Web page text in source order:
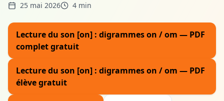
25 mai 2026 4 min
Lecture du son [on] : digrammes on / om — PDF
complet gratuit
Lecture du son [on] : digrammes on / om — PDF
élève gratuit